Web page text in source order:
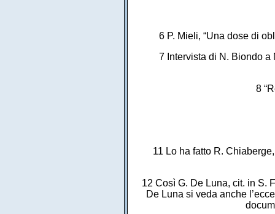
6 P. Mieli, “Una dose di
7 Intervista di N. Biondo a
8
11 Lo ha fatto R.
12 Così G. De Luna, cit. in S.
De Luna si veda anche